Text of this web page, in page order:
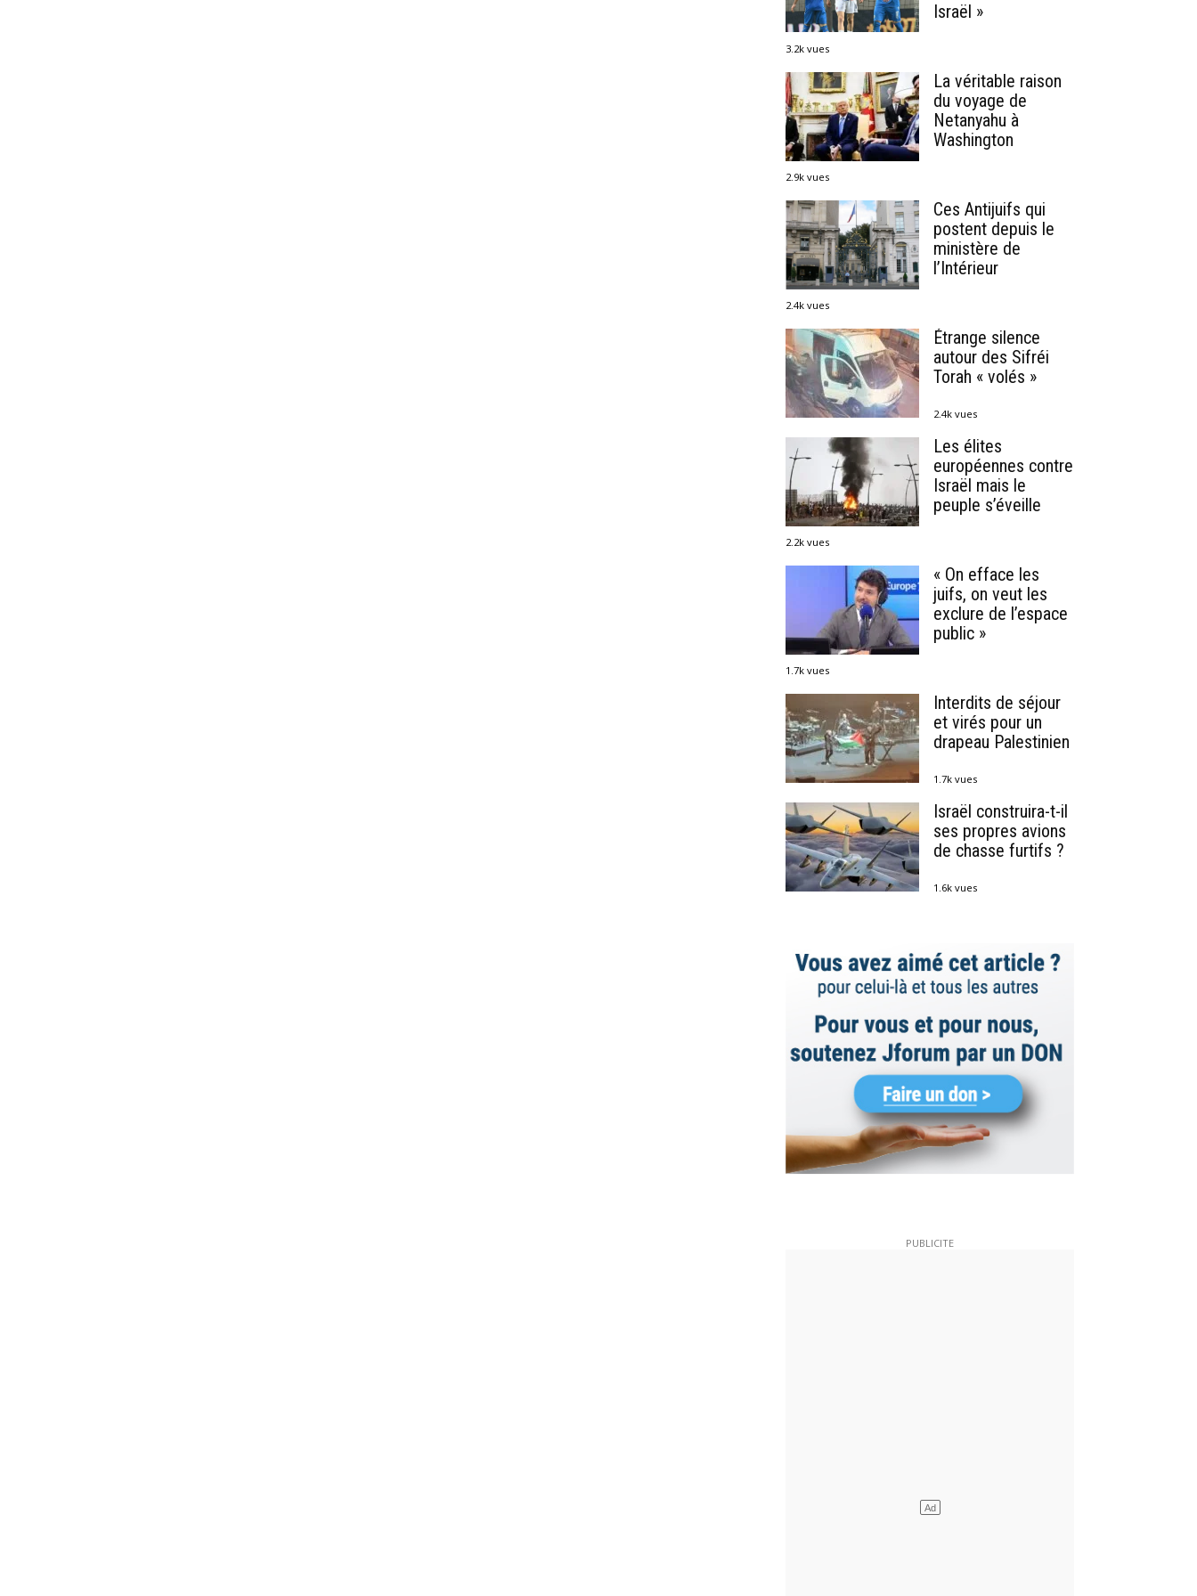
Israël »
3.2k vues
La véritable raison
du voyage de
Netanyahu à
Washington
2.9k vues
Ces Antijuifs qui
postent depuis le
ministère de
l’Intérieur
2.4k vues
Étrange silence
autour des Sifréi
Torah « volés »
2.4k vues
Les élites
européennes contre
Israël mais le
peuple s’éveille
2.2k vues
« On efface les
juifs, on veut les
exclure de l’espace
public »
1.7k vues
Interdits de séjour
et virés pour un
drapeau Palestinien
1.7k vues
Israël construira-t-il
ses propres avions
de chasse furtifs ?
1.6k vues